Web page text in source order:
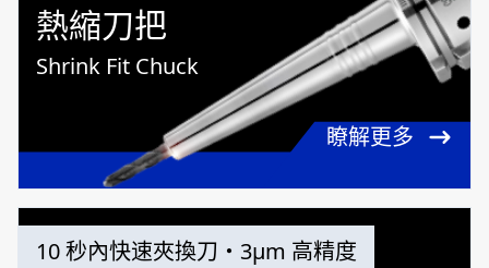
熱縮刀把
Shrink Fit Chuck
瞭解更多
10 秒內快速夾換刀・3μm 高精度